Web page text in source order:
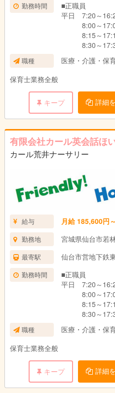
勤務時間
■正職員
平日 7:20～
8:00～
8:15～
8:30～
8:45～17:45
9:00～
※実働8時
土曜 7:25～
12:55～
■契約職員
平日 8:00～
■パート
7:20～10:40、
8:00～18:30内
※時短勤務可
職種
医療・介護・保
保育士業務全般
キープ 詳細
有限会社カール英会話ほ
カール荒井ナーサリー
給与 月給 185,600円～
勤務地 宮城県仙台市若
最寄駅 仙台市営地下鉄
勤務時間
■正職員
平日 7:20～
8:00～
8:15～
8:30～
8:45～17:45
9:00～
※実働8時
土曜 7:25～
12:55～
職種
医療・介護・保
保育士業務全般
キープ 詳細